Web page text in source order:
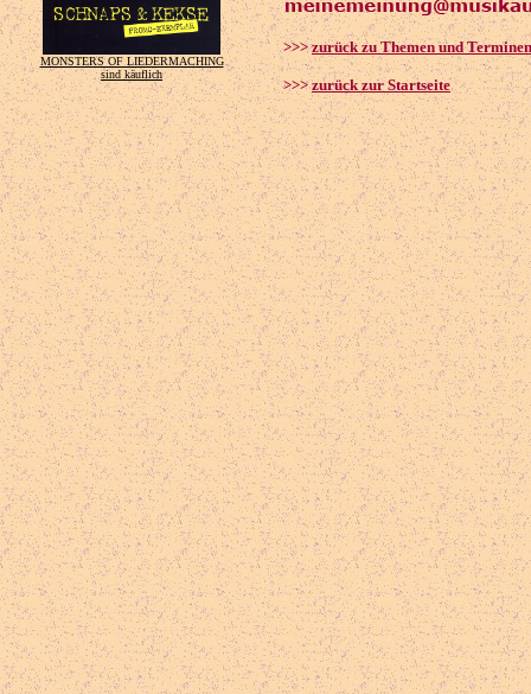
MONSTERS OF LIEDERMACHING
sind käuflich
>>>zurück zu Themen und Terminen
>>>zurück zur Startseite